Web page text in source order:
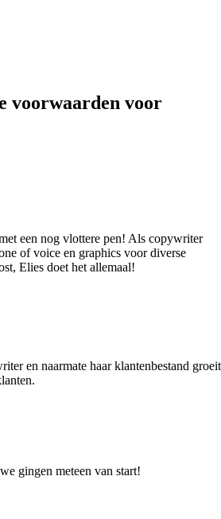
voorwaarden voor
een nog vlottere pen! Als copywriter
of voice en graphics voor diverse
Elies doet het allemaal!
en naarmate haar klantenbestand
gingen meteen van start!